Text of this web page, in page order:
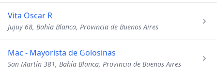
Vita Oscar R
Jujuy 68, Bahía Blanca, Provincia de Buenos Aires
Mac - Mayorista de Golosinas
San Martín 381, Bahía Blanca, Provincia de Buenos Aires